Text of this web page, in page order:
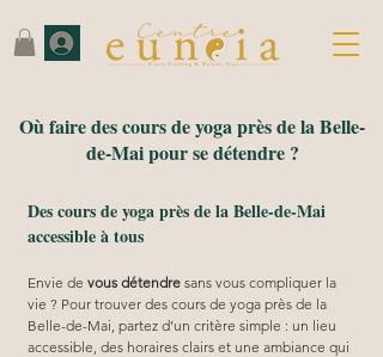
Où faire des cours de yoga près de la Belle-
de-Mai pour se détendre ?
Des cours de yoga près de la Belle-de-Mai
accessible à tous
Envie de vous détendre sans vous compliquer la
vie ? Pour trouver des cours de yoga près de la
Belle-de-Mai, partez d’un critère simple : un lieu
accessible, des horaires clairs et une ambiance qui